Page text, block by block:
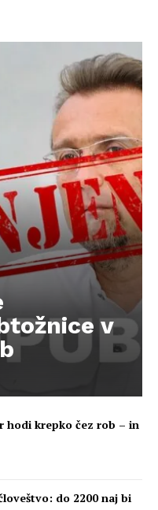
v
hodi krepko čez rob – in
do 2200 naj bi